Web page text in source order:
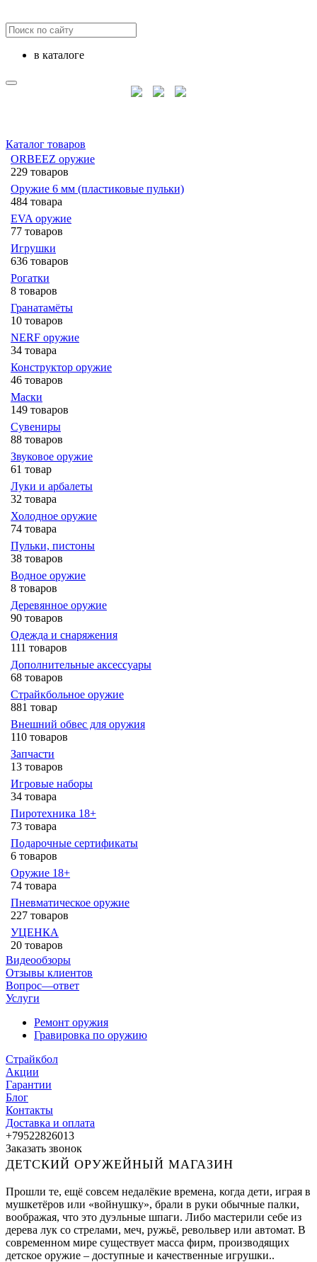
в каталоге
Каталог товаров
ORBEEZ оружие
229 товаров
Оружие 6 мм (пластиковые пульки)
484 товара
EVA оружие
77 товаров
Игрушки
636 товаров
Рогатки
8 товаров
Гранатамёты
10 товаров
NERF оружие
34 товара
Конструктор оружие
46 товаров
Маски
149 товаров
Сувениры
88 товаров
Звуковое оружие
61 товар
Луки и арбалеты
32 товара
Холодное оружие
74 товара
Пульки, пистоны
38 товаров
Водное оружие
8 товаров
Деревянное оружие
90 товаров
Одежда и снаряжения
111 товаров
Дополнительные аксессуары
68 товаров
Страйкбольное оружие
881 товар
Внешний обвес для оружия
110 товаров
Запчасти
13 товаров
Игровые наборы
34 товара
Пиротехника 18+
73 товара
Подарочные сертификаты
6 товаров
Оружие 18+
74 товара
Пневматическое оружие
227 товаров
УЦЕНКА
20 товаров
Видеообзоры
Отзывы клиентов
Вопрос—ответ
Услуги
Ремонт оружия
Гравировка по оружию
Страйкбол
Акции
Гарантии
Блог
Контакты
Доставка и оплата
+79522826013
Заказать звонок
ДЕТСКИЙ ОРУЖЕЙНЫЙ МАГАЗИН
Прошли те, ещё совсем недалёкие времена, когда дети, играя в
мушкетёров или «войнушку», брали в руки обычные палки,
воображая, что это дуэльные шпаги. Либо мастерили себе из
дерева лук со стрелами, меч, ружьё, револьвер или автомат. В
современном мире существует масса фирм, производящих
детское оружие – доступные и качественные игрушки..